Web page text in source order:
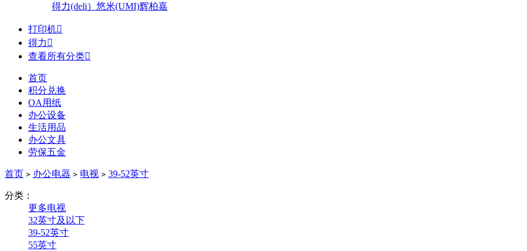
得力(deli） 悠米(UMI)辉柏嘉
打印机
得力 
查看所有分类
首页
积分兑换
OA用纸
办公设备
生活用品
办公文具
劳保五金
首页 > 办公电器 > 电视 > 39-52英寸
分类：
更多电视
32英寸及以下
39-52英寸
55英寸